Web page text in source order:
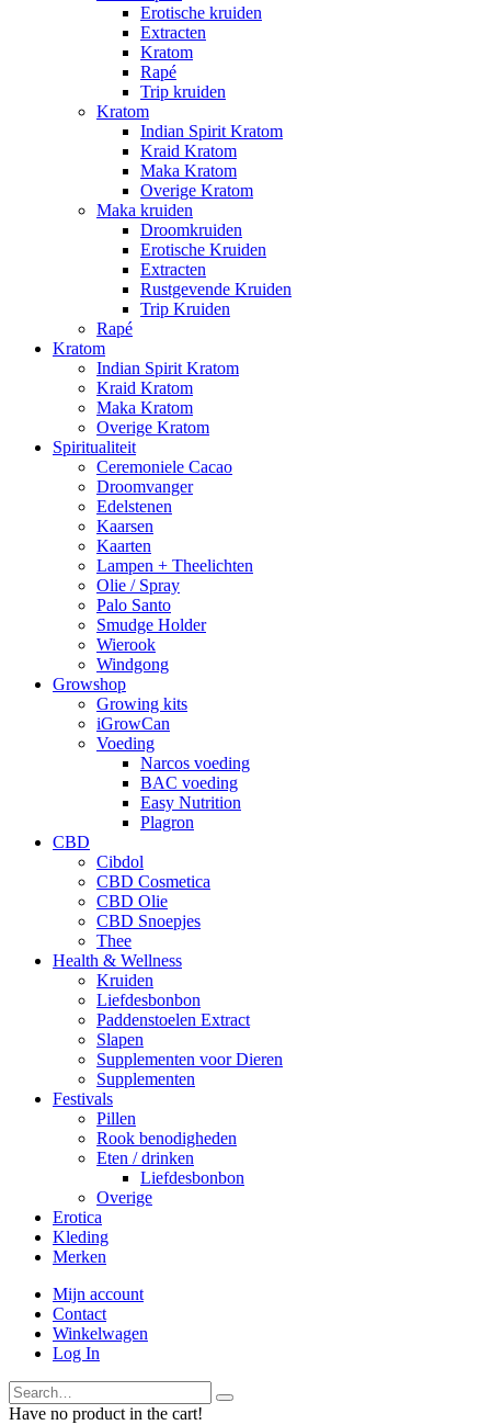
Erotische kruiden
Extracten
Kratom
Rapé
Trip kruiden
Kratom
Indian Spirit Kratom
Kraid Kratom
Maka Kratom
Overige Kratom
Maka kruiden
Droomkruiden
Erotische Kruiden
Extracten
Rustgevende Kruiden
Trip Kruiden
Rapé
Kratom
Indian Spirit Kratom
Kraid Kratom
Maka Kratom
Overige Kratom
Spiritualiteit
Ceremoniele Cacao
Droomvanger
Edelstenen
Kaarsen
Kaarten
Lampen + Theelichten
Olie / Spray
Palo Santo
Smudge Holder
Wierook
Windgong
Growshop
Growing kits
iGrowCan
Voeding
Narcos voeding
BAC voeding
Easy Nutrition
Plagron
CBD
Cibdol
CBD Cosmetica
CBD Olie
CBD Snoepjes
Thee
Health & Wellness
Kruiden
Liefdesbonbon
Paddenstoelen Extract
Slapen
Supplementen voor Dieren
Supplementen
Festivals
Pillen
Rook benodigheden
Eten / drinken
Liefdesbonbon
Overige
Erotica
Kleding
Merken
Mijn account
Contact
Winkelwagen
Log In
Have no product in the cart!